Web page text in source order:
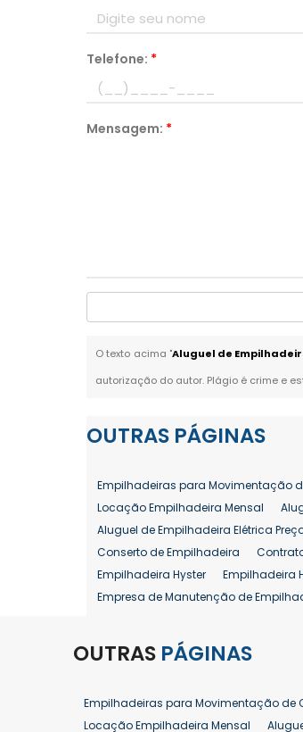
Telefone: *
Mensagem: *
O texto acima "Aluguel de
autorização do autor. Plágio é crime e
OUTRAS PÁGINAS
Empilhadeiras para Movimentação
Locação Empilhadeira Mensal
Aluguel de Empilhadeira Elétrica
Conserto de Empilhadeira
Empilhadeira Hyster
Empilhadeira
Empresa de Manutenção de
Manutenção em Empilhadeiras
Reforma de Empilhadeira
Aluguel de Empilhadeira 25 ton
OUTRAS PÁGINAS
Empilhadeiras para Movimentação de
Locação Empilhadeira Mensal